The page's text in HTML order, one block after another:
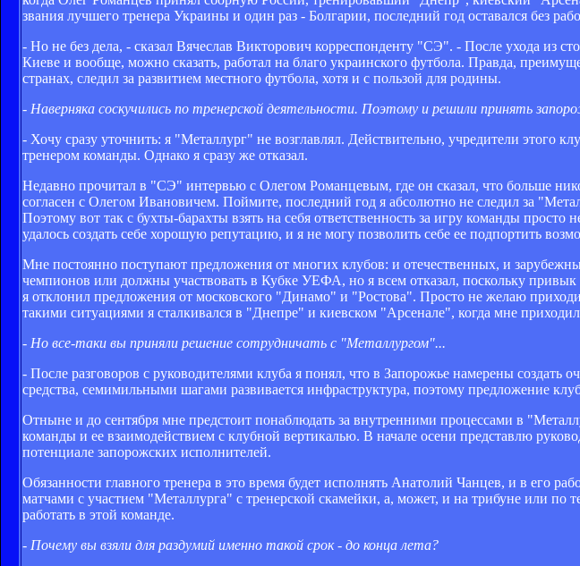
звания лучшего тренера Украины и один раз - Болгарии, последний год оставался без
- Но не без дела, - сказал Вячеслав Викторович корреспонденту "СЭ". - После ухода из
Киеве и вообще, можно сказать, работал на благо украинского футбола. Правда,
странах, следил за развитием местного футбола, хотя и с пользой для родины.
- Наверняка соскучились по тренерской деятельности. Поэтому и решили принять
- Хочу сразу уточнить: я "Металлург" не возглавлял. Действительно, учредители этого
тренером команды. Однако я сразу же отказал.
Недавно прочитал в "СЭ" интервью с Олегом Романцевым, где он сказал, что больше
согласен с Олегом Ивановичем. Поймите, последний год я абсолютно не следил за
Поэтому вот так с бухты-барахты взять на себя ответственность за игру команды
удалось создать себе хорошую репутацию, и я не могу позволить себе ее подпортить
Мне постоянно поступают предложения от многих клубов: и отечественных, и
чемпионов или должны участвовать в Кубке УЕФА, но я всем отказал, поскольку
я отклонил предложения от московского "Динамо" и "Ростова". Просто не желаю
такими ситуациями я сталкивался в "Днепре" и киевском "Арсенале", когда мне
- Но все-таки вы приняли решение сотрудничать с "Металлургом"...
- После разговоров с руководителями клуба я понял, что в Запорожье намерены
средства, семимильными шагами развивается инфраструктура, поэтому предложение
Отныне и до сентября мне предстоит понаблюдать за внутренними процессами в
команды и ее взаимодействием с клубной вертикалью. В начале осени представлю
потенциале запорожских исполнителей.
Обязанности главного тренера в это время будет исполнять Анатолий Чанцев, и в его
матчами с участием "Металлурга" с тренерской скамейки, а, может, и на трибуне или по
работать в этой команде.
- Почему вы взяли для раздумий именно такой срок - до конца лета?